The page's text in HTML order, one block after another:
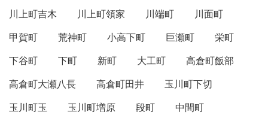
川上町吉木
川上町領家 川端町
川面町
甲賀町
荒神町 小高下町 巨瀬町
栄町
下谷町
下町 新町 大工町
高倉町飯部
高倉町大瀬八長
高倉町田井
玉川町下切
玉川町玉
玉川町増原 段町
中間町